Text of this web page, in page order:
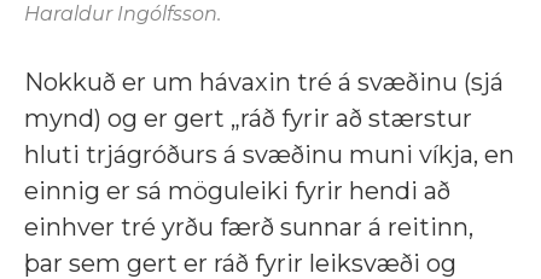
Haraldur Ingólfsson.
Nokkuð er um hávaxin tré á svæðinu (sjá
mynd) og er gert „ráð fyrir að stærstur
hluti trjágróðurs á svæðinu muni víkja, en
einnig er sá möguleiki fyrir hendi að
einhver tré yrðu færð sunnar á reitinn,
þar sem gert er ráð fyrir leiksvæði og